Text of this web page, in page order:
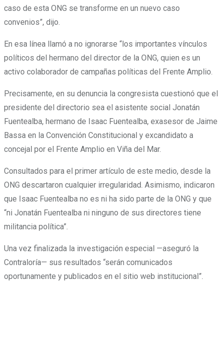
caso de esta ONG se transforme en un nuevo caso
convenios”, dijo.
En esa línea llamó a no ignorarse “los importantes vínculos
políticos del hermano del director de la ONG, quien es un
activo colaborador de campañas políticas del Frente Amplio.
Precisamente, en su denuncia la congresista cuestionó que el
presidente del directorio sea el asistente social Jonatán
Fuentealba, hermano de Isaac Fuentealba, exasesor de Jaime
Bassa en la Convención Constitucional y excandidato a
concejal por el Frente Amplio en Viña del Mar.
Consultados para el primer artículo de este medio, desde la
ONG descartaron cualquier irregularidad. Asimismo, indicaron
que Isaac Fuentealba no es ni ha sido parte de la ONG y que
“ni Jonatán Fuentealba ni ninguno de sus directores tiene
militancia política”.
Una vez finalizada la investigación especial —aseguró la
Contraloría— sus resultados “serán comunicados
oportunamente y publicados en el sitio web institucional”.